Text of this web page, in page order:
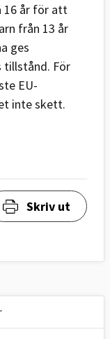
16 år för att
från 13 år
ges
tillstånd. För
EU-
inte skett.
Skriv ut